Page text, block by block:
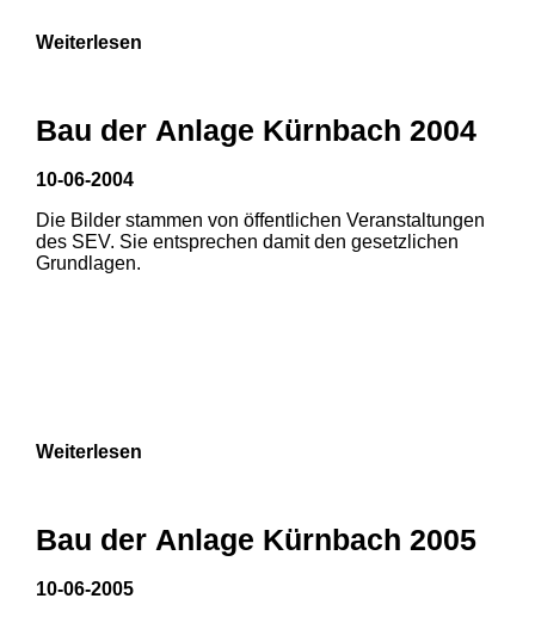
Weiterlesen
Bau der Anlage Kürnbach 2004
10-06-2004
Die Bilder stammen von öffentlichen Veranstaltungen
des SEV. Sie entsprechen damit den gesetzlichen
Grundlagen.
Weiterlesen
Bau der Anlage Kürnbach 2005
10-06-2005